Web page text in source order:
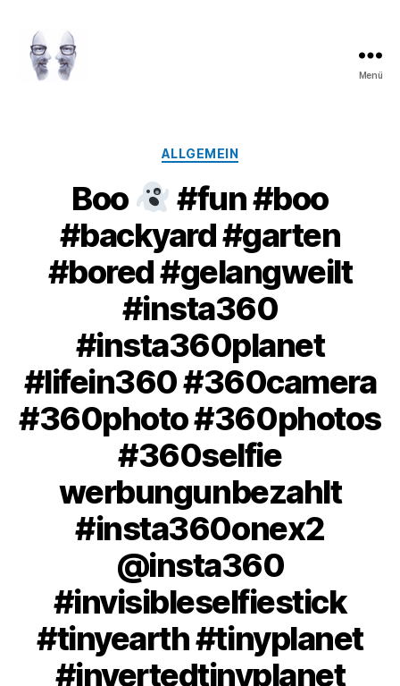
Menü
Kategorien
ALLGEMEIN
Boo
#fun #boo
#backyard #garten
#bored #gelangweilt
#insta360
#insta360planet
#lifein360 #360camera
#360photo #360photos
#360selfie
werbungunbezahlt
#insta360onex2
@insta360
#invisibleselfiestick
#tinyearth #tinyplanet
#invertedtinyplanet